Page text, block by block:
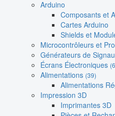
Arduino
Composants et
Cartes Arduino
Shields et
Microcontrôleurs et
Générateurs de
Écrans Électroniques
Alimentations (39)
Alimentations
Impression 3D
Imprimantes 3D